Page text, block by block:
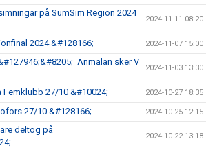
på SumSim Region 2024
2024-11-11 08:20
2024 &#128166; 2024-11-07 15:00
Anmälan sker V
2024-11-03 13:30
27/10 &#10024; 2024-10-27 18:35
27/10 &#128166; 2024-10-25 12:15
deltog på
2024-10-22 13:18